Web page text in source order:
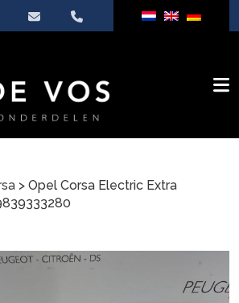
> Opel Corsa Electric Extra